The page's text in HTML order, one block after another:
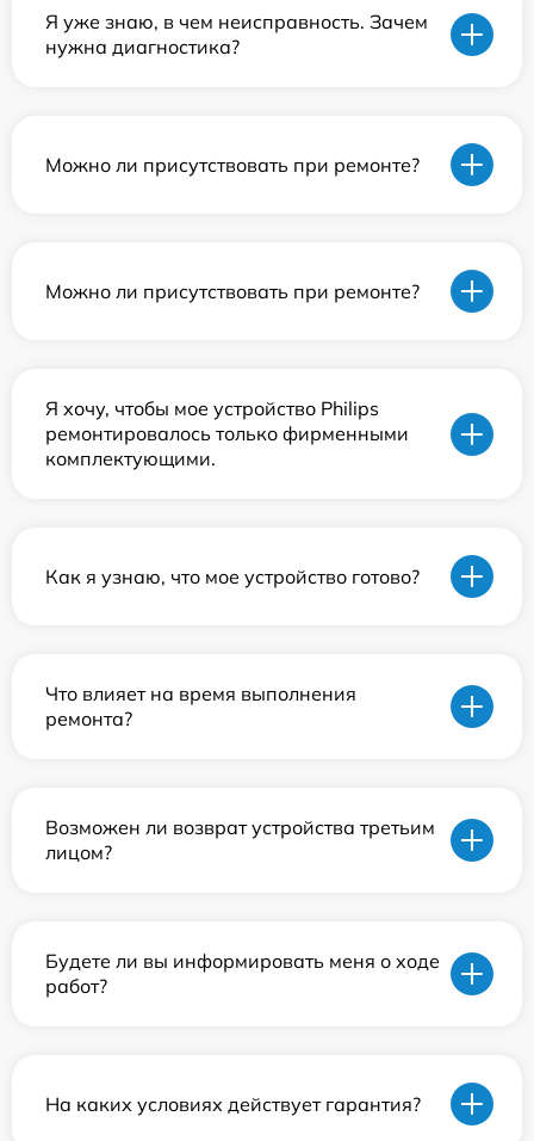
Я уже знаю, в чем неисправность. Зачем
нужна диагностика?
Можно ли присутствовать при ремонте?
Можно ли присутствовать при ремонте?
Я хочу, чтобы мое устройство Philips
ремонтировалось только фирменными
комплектующими.
Как я узнаю, что мое устройство готово?
Что влияет на время выполнения
ремонта?
Возможен ли возврат устройства третьим
лицом?
Будете ли вы информировать меня о ходе
работ?
На каких условиях действует гарантия?